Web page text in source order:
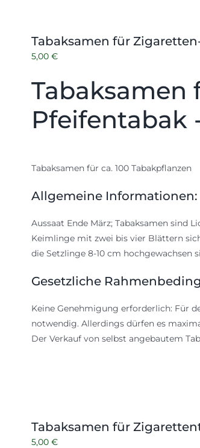
Tabaksamen für
5,00 €
Tabaksamen
Pfeifentabak
Tabaksamen für ca. 100 Tabakpflanzen
Allgemeine Informationen:
Aussaat Ende März; Tabaksamen sind
Keimlinge mit zwei bis vier Blättern
die Setzlinge 8-10 cm hochgewachsen
Gesetzliche
Keine Genehmigung erforderlich: Für
notwendig. Allerdings dürfen es
Der Verkauf von selbst angebautem
Tabaksamen für
5,00 €